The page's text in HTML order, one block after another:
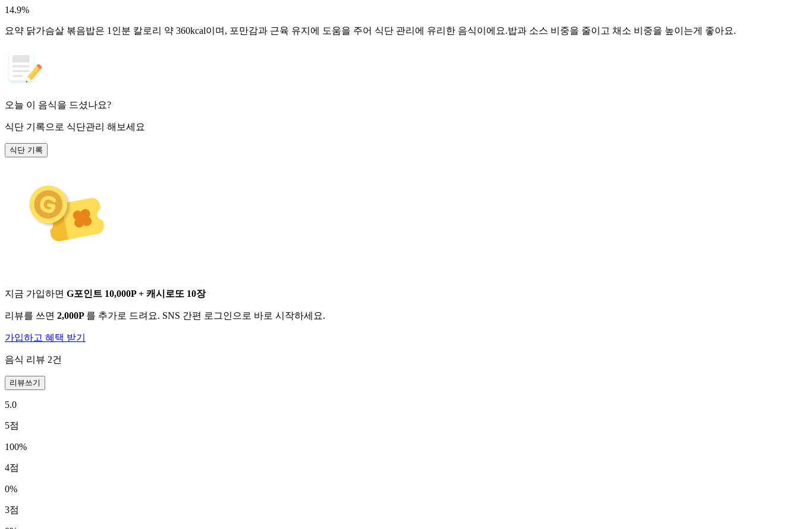
14.9%
요약 닭가슴살 볶음밥은 1인분 칼로리 약 360kcal이며, 포만감과 근육 유지에 도움을 주어 식단 관리에 유리한 음식이에요.밥과 소스 비중을 줄이고 채소 비중을 높이는게 좋아요.
오늘 이 음식을 드셨나요?
식단 기록으로 식단관리 해보세요
식단 기록
지금 가입하면 G포인트 10,000P + 캐시로또 10장
리뷰를 쓰면 2,000P 를 추가로 드려요. SNS 간편 로그인으로 바로 시작하세요.
가입하고 혜택 받기
음식 리뷰 2건
리뷰쓰기
5.0
5점
100%
4점
0%
3점